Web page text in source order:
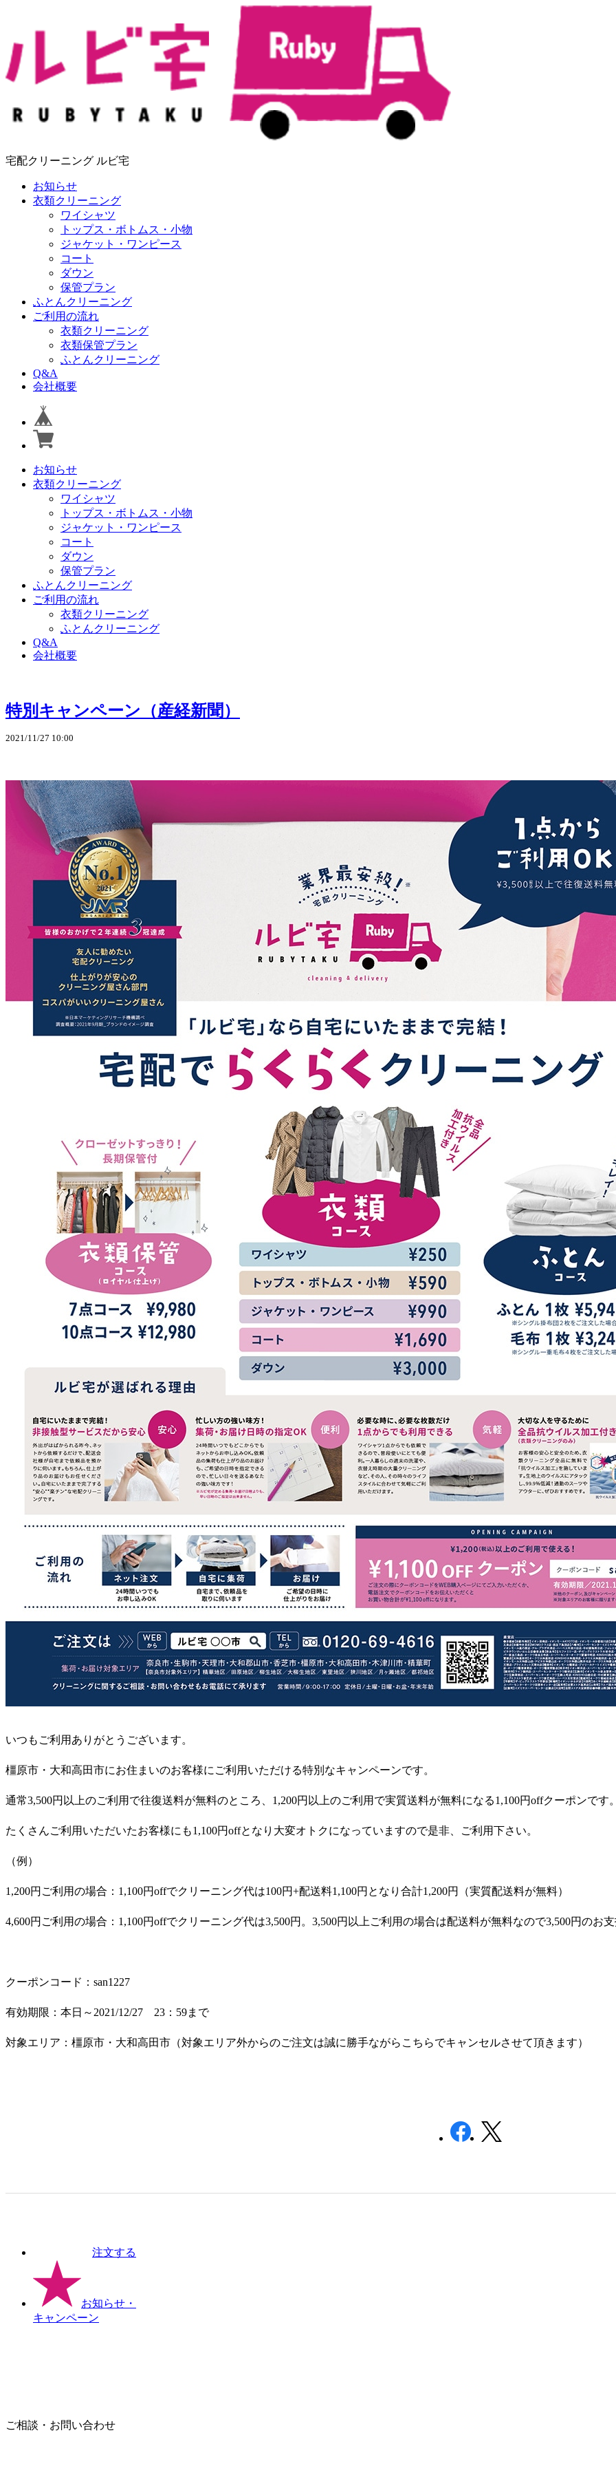
宅配クリーニング ルビ宅
お知らせ
衣類クリーニング
ワイシャツ
トップス・ボトムス・小物
ジャケット・ワンピース
コート
ダウン
保管プラン
ふとんクリーニング
ご利用の流れ
衣類クリーニング
衣類保管プラン
ふとんクリーニング
Q&A
会社概要
お知らせ
衣類クリーニング
ワイシャツ
トップス・ボトムス・小物
ジャケット・ワンピース
コート
ダウン
保管プラン
ふとんクリーニング
ご利用の流れ
衣類クリーニング
ふとんクリーニング
Q&A
会社概要
特別キャンペーン（産経新聞）
2021/11/27 10:00
いつもご利用ありがとうございます。
橿原市・大和高田市にお住まいのお客様にご利用いただける特別なキャンペーンです。
通常3,500円以上のご利用で往復送料が無料のところ、 1,200円以上のご利用で実質送料が無料になる1,100円offクーポンです
たくさんご利用いただいたお客様にも1,100円offとなり大変オトクになっていますので是非、ご利用下さい。
（例）
1,200円ご利用の場合： 1,100円offでクリーニング代は100円+配送料1,100円となり合計1,200円（実質配送料が無料）
4,600円ご利用の場合： 1,100円offでクリーニング代は3,500円。 3,500円以上ご利用の場合は配送料が無料なので3,500円のお
クーポンコード： san1227
有効期限：本日～ 2021/12/27 23 ： 59まで
対象エリア：橿原市・大和高田市（対象エリア外からのご注文は誠に勝手ながらこちらでキャンセルさせて頂きます）
注文する
お知らせ ・
キャンペーン
ご相談・お問い合わせ